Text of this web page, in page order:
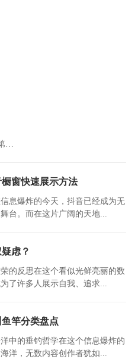
…
窗快速展示方法
息爆炸的今天，抖音已经成为无
台。而在这片广阔的天地...
虑？
的反思在这个看似光鲜亮丽的数
了许多人展示自我、追求...
竿分类盘点
中的垂钓哲学在这个信息爆炸的
洋，无数内容创作者犹如...